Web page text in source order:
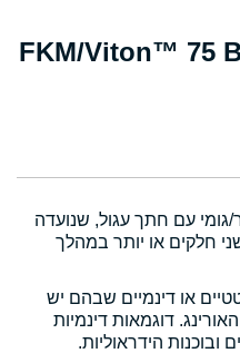
225.00×3.00 FKM/Viton™
עם חתך עגול, שנועדה
חלקים או יותר במהלך
או דינמיים שבהם יש
דוגמאות דינמיות
הידראוליות.